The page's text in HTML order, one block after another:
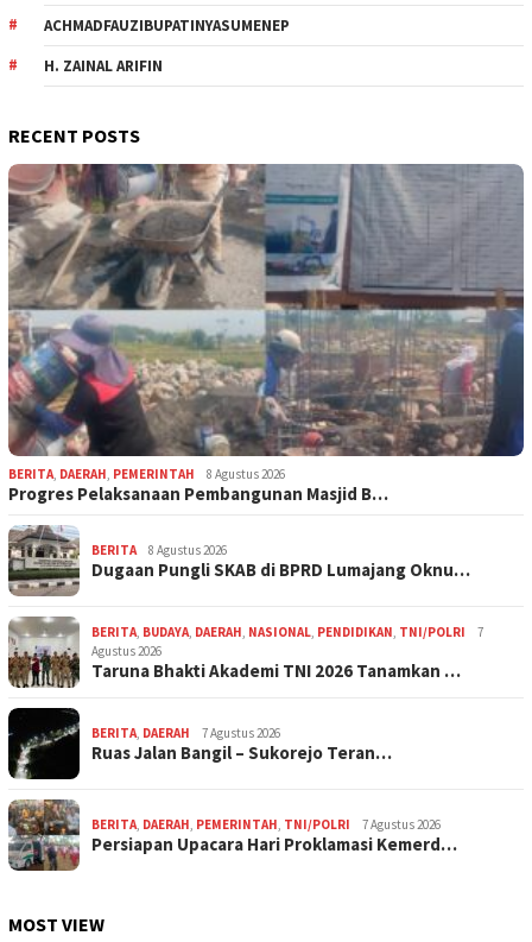
ACHMADFAUZIBUPATINYASUMENEP
H. ZAINAL ARIFIN
RECENT POSTS
BERITA DAERAH PEMERINTAH 8 Agustus 2026
Progres Pelaksanaan Pembangunan Masjid B…
BERITA 8 Agustus 2026
Dugaan Pungli SKAB di BPRD Lumajang Oknu…
BERITA BUDAYA DAERAH NASIONAL PENDIDIKAN TNI/POLRI
7
Agustus 2026
Taruna Bhakti Akademi TNI 2026 Tanamkan …
BERITA DAERAH 7 Agustus 2026
Ruas Jalan Bangil – Sukorejo Teran…
BERITA DAERAH PEMERINTAH TNI/POLRI 7 Agustus 2026
Persiapan Upacara Hari Proklamasi Kemerd…
MOST VIEW